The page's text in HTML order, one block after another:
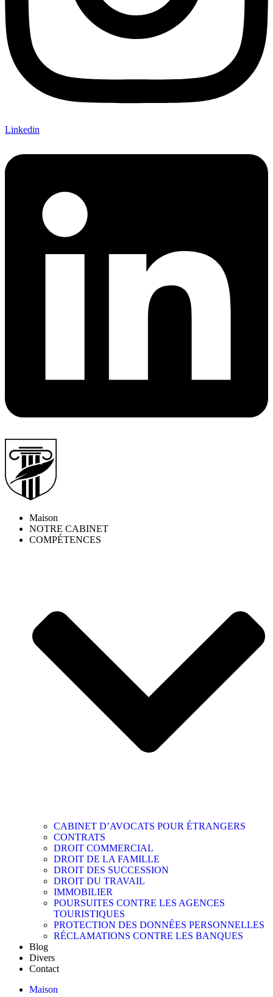
Linkedin
Maison
NOTRE CABINET
COMPÉTENCES
CABINET D’AVOCATS POUR ÉTRANGERS
CONTRATS
DROIT COMMERCIAL
DROIT DE LA FAMILLE
DROIT DES SUCCESSION
DROIT DU TRAVAIL
IMMOBILIER
POURSUITES CONTRE LES AGENCES
TOURISTIQUES
PROTECTION DES DONNÉES PERSONNELLES
RÉCLAMATIONS CONTRE LES BANQUES
Blog
Divers
Contact
Maison